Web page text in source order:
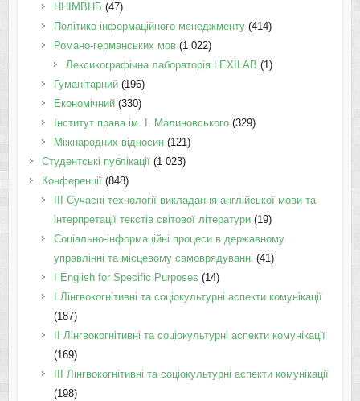
ННІМВНБ (47)
Політико-інформаційного менеджменту(414)
Романо-германських мов(1 022)
Лексикографічна лабораторія LEXILAB (1)
Гуманітарний(196)
Економічний(330)
Інститут права ім. І. Малиновського(329)
Міжнародних відносин(121)
Студентські публікації(1 023)
Конференції(848)
III Сучасні технології викладання англійської мови та
інтерпретації текстів світової літератури(19)
Соціально-інформаційні процеси в державному
управлінні та місцевому самоврядуванні (41)
І English for Specific Purposes (14)
I Лінгвокогнітивні та соціокультурні аспекти комунікації
(187)
IІ Лінгвокогнітивні та соціокультурні аспекти комунікації
(169)
IІI Лінгвокогнітивні та соціокультурні аспекти комунікації
(198)